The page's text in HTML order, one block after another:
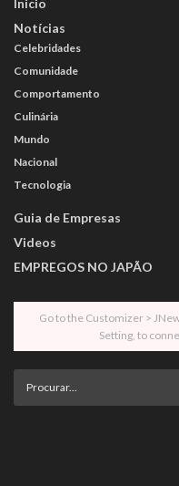
Notícias
Celebridades
Comunidade
Comportamento
Culinária
Mundo
Nacional
Tecnologia
Guia de Empresas
Videos
EMPREGOS NO JAPÃO
Go to the Customizer >
Setting, to